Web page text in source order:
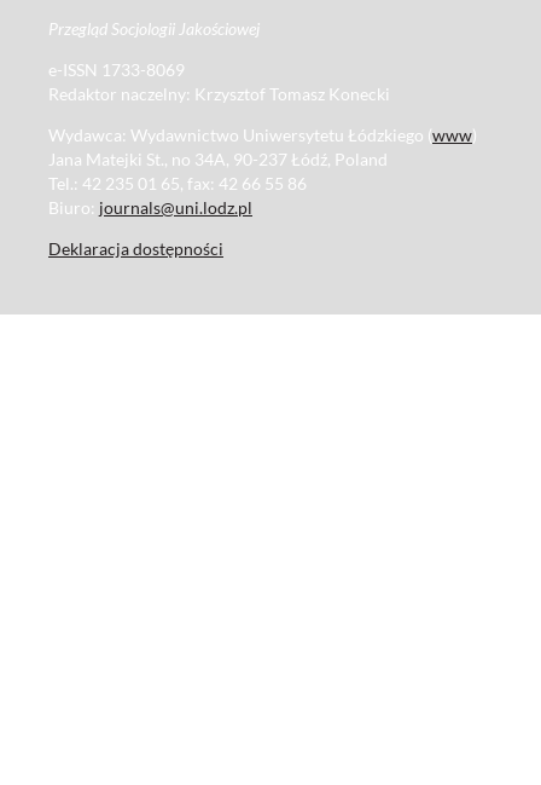
Przegląd Socjologii Jakościowej
e-ISSN 1733-8069
Redaktor naczelny: Krzysztof Tomasz Konecki
Wydawca: Wydawnictwo Uniwersytetu Łódzkiego (www)
Jana Matejki St., no 34A, 90-237 Łódź, Poland
Tel.: 42 235 01 65, fax: 42 66 55 86
Biuro: journals@uni.lodz.pl
Deklaracja dostępności